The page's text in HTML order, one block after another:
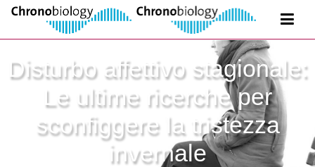
Disturbo affettivo stagionale:
Le ultime ricerche per
sconfiggere la tristezza
invernale